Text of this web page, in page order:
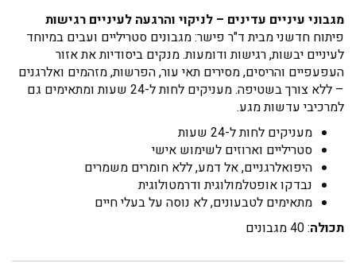
מגבוני עיניים עדינים – לניקוי והרגעה לעיניים רגישות
פיתוח חדשני מבית ד"ר פישר: מגבונים סטריליים ועבים במיוחד
לעיניים יבשות, רגישות ודומעות. מנקים ביסודיות את אזור
העפעפיים והריסים, מסירים תאי עור, הפרשות, מזהמים ואלרגנים
– ללא צורך בשטיפה. מעניקים לחות ל-24 שעות ומתאימים גם
למרכיבי עדשות מגע.
מעניקים לחות ל-24 שעות
סטריליים וארוזים לשימוש אישי
היפואלרגניים, אל דמע, ללא חומרים משמרים
נבדקו אופטלמולוגית ודרמטולוגית
מתאימים לטבעונים, לא נוסה על בעלי חיים
תכולה: 40 מגבונים